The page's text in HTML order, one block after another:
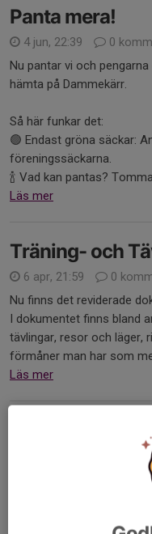
Panta mera!
4 jun, 22:39
0
Nu pantar vi och
hämta på Dammekärr.
Så här funkar det:
🟢 Endast gröna säckar:
föreningssäckarna.
🍾 Vad kan pantas?
Läs mer
Träning- och
6 apr, 21:59
0
Nu finns det reviderade
I dokumentet finns bland
tävlingar, resor och läger,
förmåner man har som
Läs mer
Försäljning
0
Försäljning 2 april-30
Stötta föreningen genom